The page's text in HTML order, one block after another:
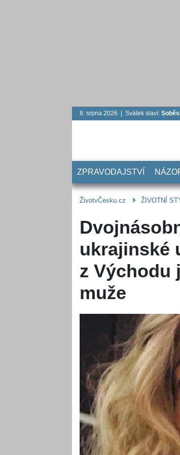
8. srpna 2026 | Svátek slaví:
ZPRAVODAJSTVÍ
ŽivotvČesku.cz ŽIVOTNÍ
ukrajinské
z Východu
muže